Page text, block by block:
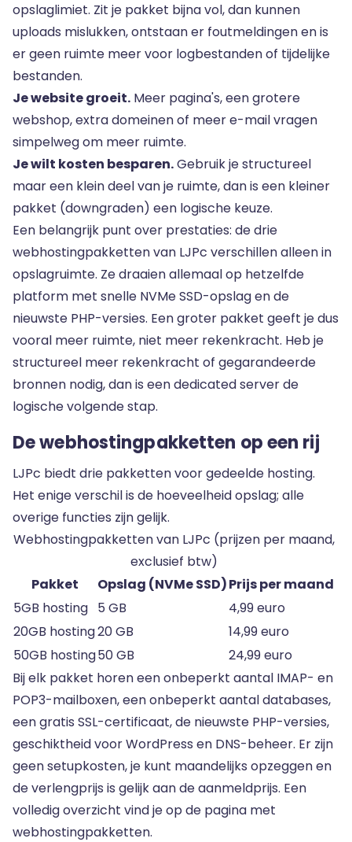
opslaglimiet. Zit je pakket bijna vol, dan kunnen
uploads mislukken, ontstaan er foutmeldingen en is
er geen ruimte meer voor logbestanden of tijdelijke
bestanden.
Je website groeit. Meer pagina's, een grotere
webshop, extra domeinen of meer e-mail vragen
simpelweg om meer ruimte.
Je wilt kosten besparen.Gebruik je structureel
maar een klein deel van je ruimte, dan is een kleiner
pakket (downgraden) een logische keuze.
Een belangrijk punt over prestaties: de drie
webhostingpakketten van LJPc verschillen alleen in
opslagruimte. Ze draaien allemaal op hetzelfde
platform met snelle NVMe SSD-opslag en de
nieuwste PHP-versies. Een groter pakket geeft je dus
vooral meer ruimte, niet meer rekenkracht. Heb je
structureel meer rekenkracht of gegarandeerde
bronnen nodig, dan is eendedicated serverde
logische volgende stap.
De webhostingpakketten op een rij
LJPc biedt drie pakketten voor gedeelde hosting.
Het enige verschil is de hoeveelheid opslag; alle
overige functies zijn gelijk.
Webhostingpakketten van LJPc (prijzen per maand,
exclusief btw)
Pakket
Opslag (NVMe SSD)Prijs per maand
5GB hosting 5 GB
4,99 euro
20GB hosting20 GB
14,99 euro
50GB hosting50 GB
24,99 euro
Bij elk pakket horen een onbeperkt aantal IMAP- en
POP3-mailboxen, een onbeperkt aantal databases,
een gratis SSL-certificaat, de nieuwste PHP-versies,
geschiktheid voor WordPress en DNS-beheer. Er zijn
geen setupkosten, je kunt maandelijks opzeggen en
de verlengprijs is gelijk aan de aanmeldprijs. Een
volledig overzicht vind je op de pagina met
webhostingpakketten.